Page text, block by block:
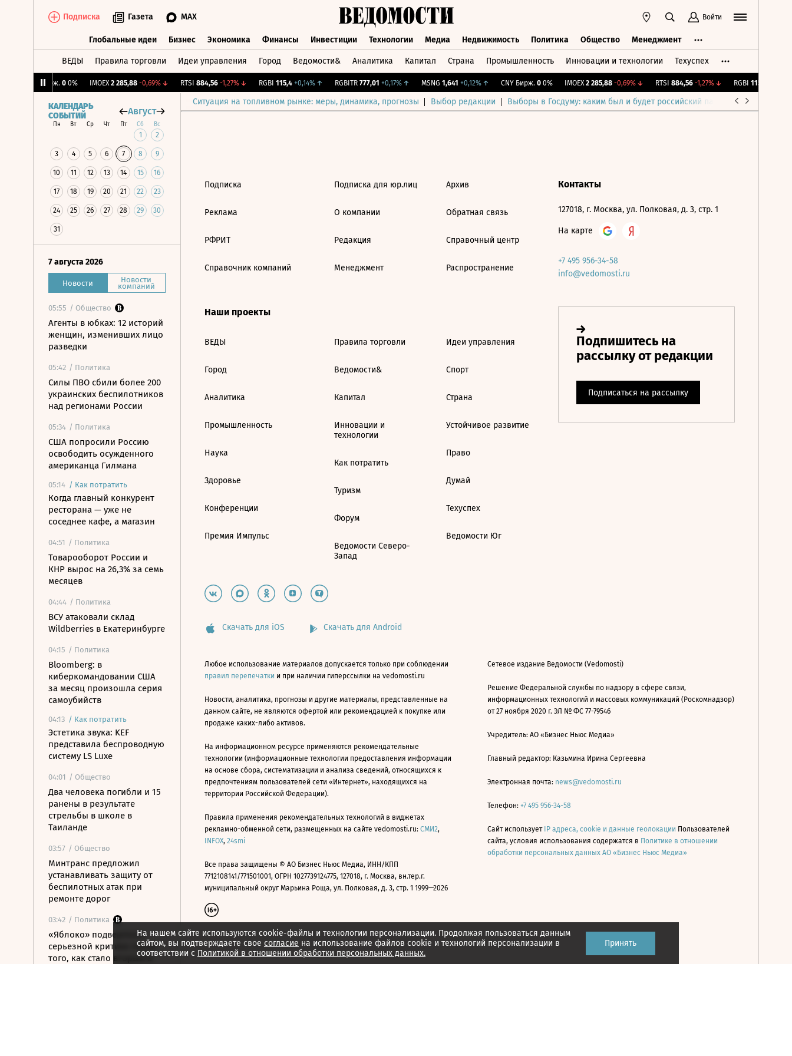
Подписка Газета MAX Войти
Глобальные идеи Бизнес Экономика Финансы Инвестиции Технологии Медиа Недвижимость Политика Общество Менеджмент
ВЕДЫ Правила торговли Идеи управления Город Ведомости& Аналитика Капитал Страна Промышленность Инновации и технологии Техуспех
CNY Бирж. 0 0% IMOEX 2 285,88 -0,69%↓ RTSI 884,56 -1,27%↓ RGBI 115,4 +0,14%↑ RGBITR 777,01 +0,17%↑ MSNG 1,641 +0,12%↑ CNY Бирж. 0 0% IMOEX 2 285,88 -0,69%↓ RTSI 884,56 -1,27%↓ RGBI 115,4
Ситуация на топливном рынке: меры, динамика, прогнозы Выбор редакции Выборы в Госдуму: каким был и будет российский парламент
КАЛЕНДАРЬ
СОБЫТИЙ
Август
Пн Вт Ср Чт Пт Сб Вс
1 2
3 4 5 6 7 8 9
10 11 12 13 14 15 16
17 18 19 20 21 22 23
24 25 26 27 28 29 30
31
7 августа 2026
Новости Новости
компаний
05:55 / Общество
Агенты в юбках: 12 историй
женщин, изменивших лицо
разведки
05:42 / Политика
Силы ПВО сбили более 200
украинских беспилотников
над регионами России
05:34 / Политика
США попросили Россию
освободить осужденного
американца Гилмана
05:14 / Как потратить
Когда главный конкурент
ресторана — уже не
соседнее кафе, а магазин
04:51 / Политика
Товарооборот России и
КНР вырос на 26,3% за семь
месяцев
04:44 / Политика
ВСУ атаковали склад
Wildberries в Екатеринбурге
04:15 / Политика
Bloomberg: в
киберкомандовании США
за месяц произошла серия
самоубийств
04:13 / Как потратить
Эстетика звука: KEF
представила беспроводную
систему LS Luxe
04:01 / Общество
Два человека погибли и 15
ранены в результате
стрельбы в школе в
Таиланде
03:57 / Общество
Минтранс предложил
устанавливать защиту от
беспилотных атак при
ремонте дорог
03:42 / Политика
«Яблоко» подверглось
серьезной критике после
того, как стало вторым в
На нашем сайте используются cookie-файлы и технологии персонализации. Продолжая пользоваться данным
сайтом, вы подтверждаете свое согласие на использование файлов cookie и технологий персонализации в
соответствии с Политикой в отношении обработки персональных данных.
Принять
Подписка
Реклама
РФРИТ
Справочник компаний
Подписка для юр.лиц
О компании
Редакция
Менеджмент
Архив
Обратная связь
Справочный центр
Распространение
Наши проекты
ВЕДЫ
Город
Аналитика
Промышленность
Наука
Здоровье
Конференции
Премия Импульс
Правила торговли
Ведомости&
Капитал
Инновации и
технологии
Как потратить
Туризм
Форум
Ведомости Северо-
Запад
Идеи управления
Спорт
Страна
Устойчивое развитие
Право
Думай
Техуспех
Ведомости Юг
Контакты
127018, г. Москва, ул. Полковая, д. 3, стр. 1
На карте
+7 495 956-34-58
info@vedomosti.ru
Скачать для iOS Скачать для Android
Любое использование материалов допускается только при соблюдении
правил перепечатки и при наличии гиперссылки на vedomosti.ru
Новости, аналитика, прогнозы и другие материалы, представленные на
данном сайте, не являются офертой или рекомендацией к покупке или
продаже каких-либо активов.
На информационном ресурсе применяются рекомендательные
технологии (информационные технологии предоставления информации
на основе сбора, систематизации и анализа сведений, относящихся к
предпочтениям пользователей сети «Интернет», находящихся на
территории Российской Федерации).
Правила применения рекомендательных технологий в виджетах
рекламно-обменной сети, размещенных на сайте vedomosti.ru: СМИ2,
INFOX, 24smi
Все права защищены © АО Бизнес Ньюс Медиа, ИНН/КПП
7712108141/771501001, ОГРН 1027739124775, 127018, г. Москва, вн.тер.г.
муниципальный округ Марьина Роща, ул. Полковая, д. 3, стр. 1 1999—2026
Сетевое издание Ведомости (Vedomosti)
Решение Федеральной службы по надзору в сфере связи,
информационных технологий и массовых коммуникаций (Роскомнадзор)
от 27 ноября 2020 г. ЭЛ № ФС 77-79546
Учредитель: АО «Бизнес Ньюс Медиа»
Главный редактор: Казьмина Ирина Сергеевна
Электронная почта: news@vedomosti.ru
Телефон: +7 495 956-34-58
Сайт использует IP адреса, cookie и данные геолокации Пользователей
сайта, условия использования содержатся в Политике в отношении
обработки персональных данных АО «Бизнес Ньюс Медиа»